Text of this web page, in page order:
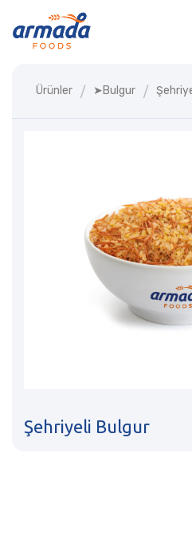
Ürünler ➤bulgur
Şehriyeli Bulgur